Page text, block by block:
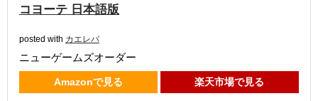
コヨーテ 日本語版
posted with カエレバ
ニューゲームズオーダー
Amazonで見る 楽天市場で見る